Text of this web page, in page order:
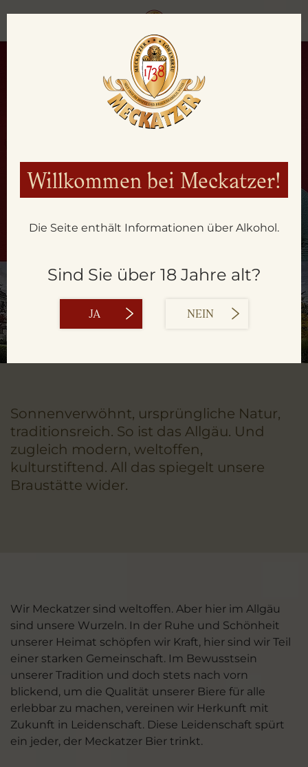
Willkommen bei Meckatzer!
Die Seite enthält Informationen über Alkohol.
Sind Sie über 18 Jahre alt?
JA NEIN
Sonnenverwöhnt, ursprüngliche Natur,
traditionsreich. So ist das Allgäu. Und
zugleich modern, weltoffen,
kulturstiftend. All das spiegelt unsere
Braustätte wider.
Wir Meckatzer sind weltoffen. Aber hier im Allgäu
sind unsere Wurzeln. In der Ruhe und Schönheit
unserer Heimat schöpfen wir Kraft, hier sind wir Teil
einer starken Gemeinschaft. Im Bewusstsein
unserer Tradition und doch stets nach vorn
blickend, um die Qualität unserer Biere für alle
erlebbar zu machen, vereinen wir Herkunft mit
Zukunft in Leidenschaft. Diese Leidenschaft spürt
ein jeder, der Meckatzer Bier trinkt.